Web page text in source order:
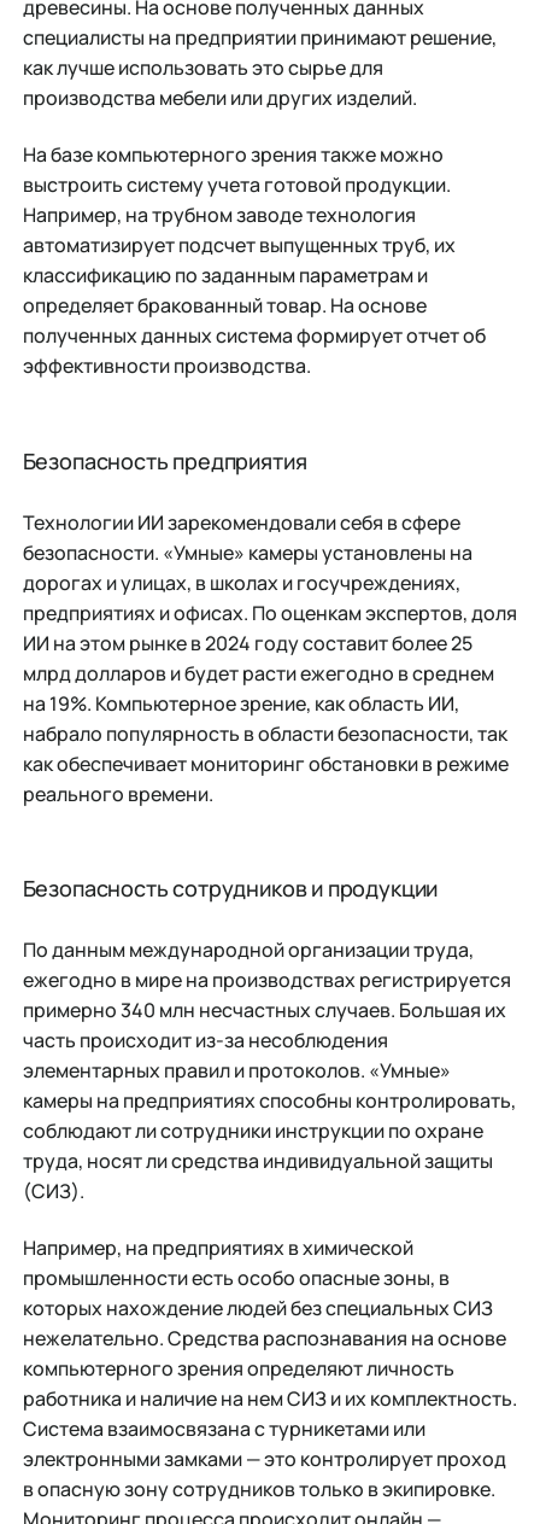
древесины. На основе полученных данных
специалисты на предприятии принимают решение,
как лучше использовать это сырье для
производства мебели или других изделий.
На базе компьютерного зрения также можно
выстроить систему учета готовой продукции.
Например, на трубном заводе технология
автоматизирует подсчет выпущенных труб, их
классификацию по заданным параметрам и
определяет бракованный товар. На основе
полученных данных система формирует отчет об
эффективности производства.
Безопасность предприятия
Технологии ИИ зарекомендовали себя в сфере
безопасности. «Умные» камеры установлены на
дорогах и улицах, в школах и госучреждениях,
предприятиях и офисах. По оценкам экспертов, доля
ИИ на этом рынке в 2024 году составит более 25
млрд долларов и будет расти ежегодно в среднем
на 19%. Компьютерное зрение, как область ИИ,
набрало популярность в области безопасности, так
как обеспечивает мониторинг обстановки в режиме
реального времени.
Безопасность сотрудников и продукции
По данным международной организации труда,
ежегодно в мире на производствах регистрируется
примерно 340 млн несчастных случаев. Большая их
часть происходит из-за несоблюдения
элементарных правил и протоколов. «Умные»
камеры на предприятиях способны контролировать,
соблюдают ли сотрудники инструкции по охране
труда, носят ли средства индивидуальной защиты
(СИЗ).
Например, на предприятиях в химической
промышленности есть особо опасные зоны, в
которых нахождение людей без специальных СИЗ
нежелательно. Средства распознавания на основе
компьютерного зрения определяют личность
работника и наличие на нем СИЗ и их комплектность.
Система взаимосвязана с турникетами или
электронными замками — это контролирует проход
в опасную зону сотрудников только в экипировке.